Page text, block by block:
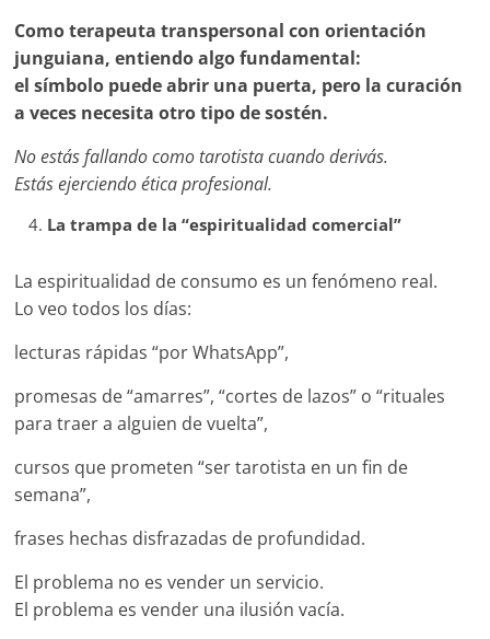
Como terapeuta transpersonal con orientación
junguiana, entiendo algo fundamental:
el símbolo puede abrir una puerta, pero la curación
a veces necesita otro tipo de sostén.
No estás fallando como tarotista cuando derivás.
Estás ejerciendo ética profesional.
La trampa de la “espiritualidad comercial”
La espiritualidad de consumo es un fenómeno real.
Lo veo todos los días:
lecturas rápidas “por WhatsApp”,
promesas de “amarres”, “cortes de lazos” o “rituales
para traer a alguien de vuelta”,
cursos que prometen “ser tarotista en un fin de
semana”,
frases hechas disfrazadas de profundidad.
El problema no es vender un servicio.
El problema es vender una ilusión vacía.